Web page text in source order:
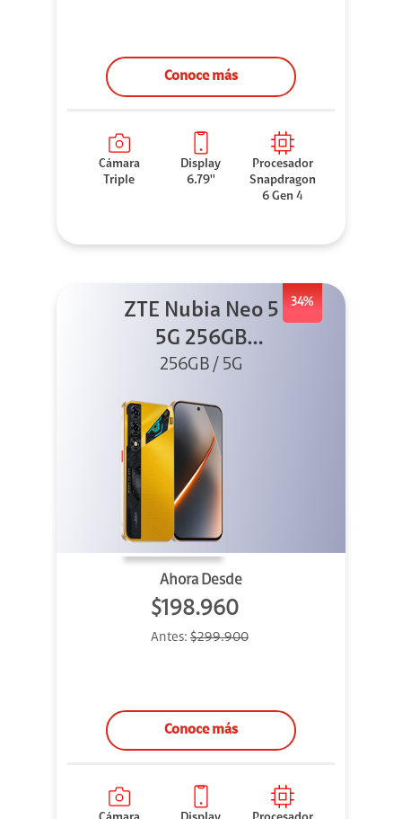
Conoce más
Cámara
Triple
Display
6.79''
Procesador
Snapdragon
6 Gen 4
34%
ZTE Nubia Neo 5
5G 256GB
Dorado
256GB / 5G
Ahora Desde
$198.960
Antes: $299.900
Conoce más